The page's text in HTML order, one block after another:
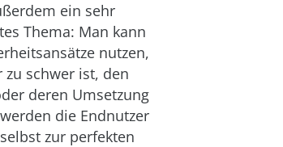
ein sehr
Thema: Man kann
nutzen,
zu schwer ist, den
deren Umsetzung
die Endnutzer
zur perfekten